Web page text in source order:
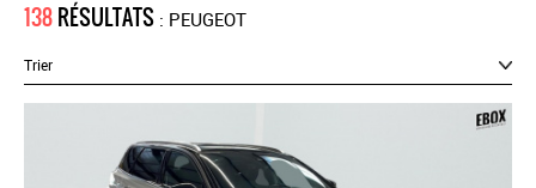
138RÉSULTATS : PEUGEOT
Trier